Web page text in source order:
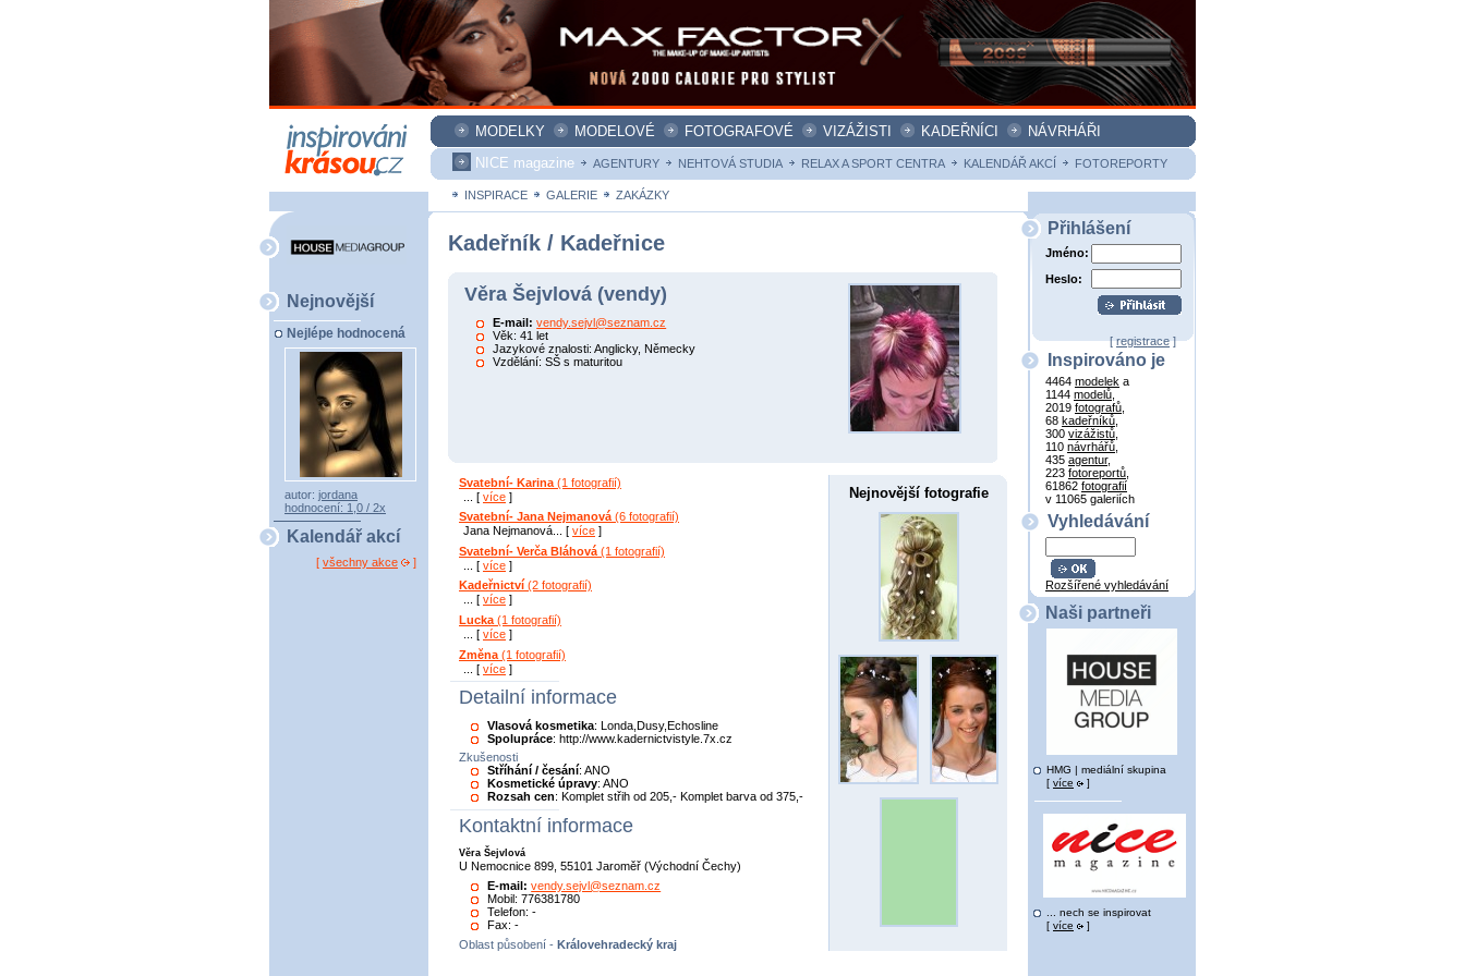
MODELKY MODELOVÉ FOTOGRAFOVÉ VIZÁŽISTI KADEŘNÍCI
NÁVRHÁŘI
NICE magazine
AGENTURY NEHTOVÁ STUDIA RELAX A SPORT CENTRA KALENDÁŘ AKCÍ FOTOREPORTY
INSPIRACE GALERIE ZAKÁZKY
Nejnovější
Nejlépe hodnocená
autor: jordana
hodnocení: 1,0 / 2x
Kalendář akcí
[ všechny akce ]
Kadeřník / Kadeřnice
Věra Šejvlová (vendy)
E-mail: vendy.sejvl@seznam.cz
Věk: 41 let
Jazykové znalosti: Anglicky, Německy
Vzdělání: SŠ s maturitou
Nejnovější fotografie
Svatební- Karina (1 fotografií)
... [ více ]
Svatební- Jana Nejmanová (6 fotografií)
Jana Nejmanová... [ více ]
Svatební- Verča Bláhová (1 fotografií)
... [ více ]
Kadeřnictví (2 fotografií)
... [ více ]
Lucka (1 fotografií)
... [ více ]
Změna (1 fotografií)
... [ více ]
Detailní informace
Vlasová kosmetika: Londa,Dusy,Echosline
Spolupráce: http://www.kadernictvistyle.7x.cz
Zkušenosti
Stříhání / česání: ANO
Kosmetické úpravy: ANO
Rozsah cen: Komplet střih od 205,- Komplet barva od 375,-
Kontaktní informace
Věra Šejvlová
U Nemocnice 899, 55101 Jaroměř (Východní Čechy)
E-mail:vendy.sejvl@seznam.cz
Mobil: 776381780
Telefon: -
Fax: -
Oblast působení - Královehradecký kraj
Přihlášení
Jméno:
Heslo:
[registrace]
Inspirováno je
4464 modelek a
1144 modelů
2019 fotografů
68 kadeřníků
300 vizážistů
110 návrhářů
435 agentur,
223 fotoreportů
61862 fotografií
v 11065 galeriích
Vyhledávání
Rozšířené vyhledávání
Naši partneři
HMG | mediální skupina
[ více ]
... nech se inspirovat
[ více ]